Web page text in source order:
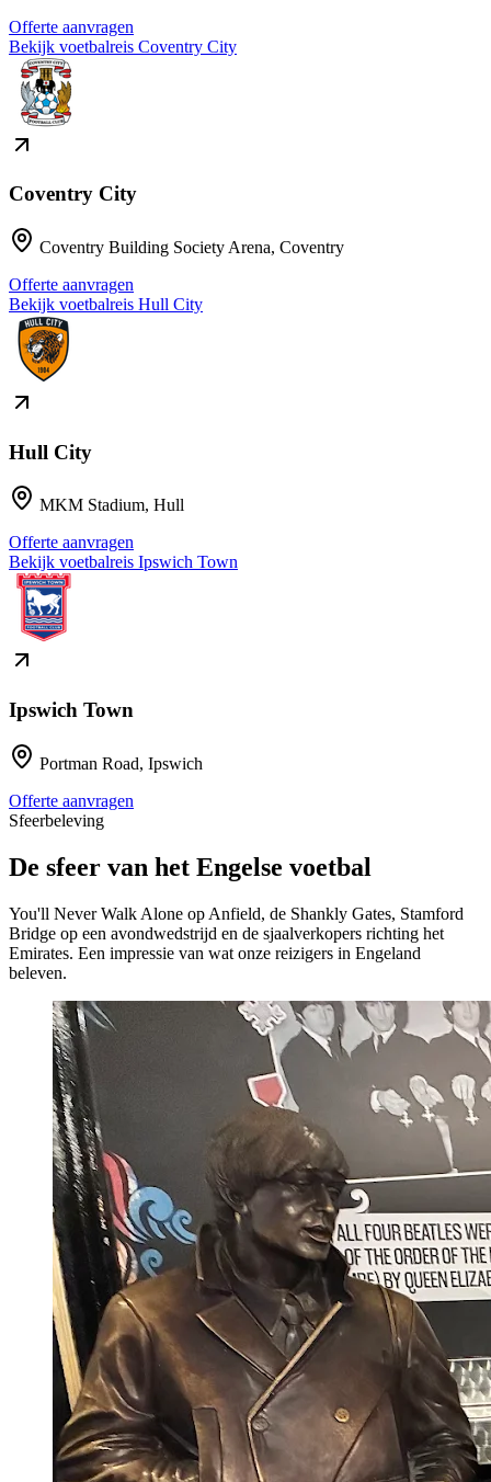
Offerte aanvragen
Bekijk voetbalreis Coventry City
Coventry City
Coventry Building Society Arena, Coventry
Offerte aanvragen
Bekijk voetbalreis Hull City
Hull City
MKM Stadium, Hull
Offerte aanvragen
Bekijk voetbalreis Ipswich Town
Ipswich Town
Portman Road, Ipswich
Offerte aanvragen
Sfeerbeleving
De sfeer van het Engelse voetbal
You'll Never Walk Alone op Anfield, de Shankly Gates, Stamford
Bridge op een avondwedstrijd en de sjaalverkopers richting het
Emirates. Een impressie van wat onze reizigers in Engeland
beleven.